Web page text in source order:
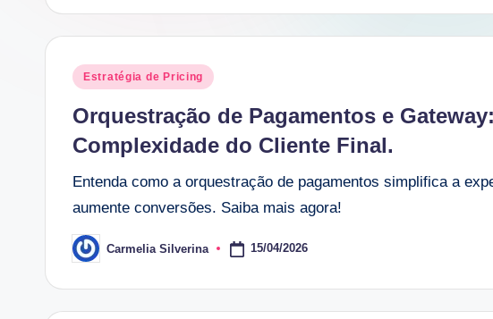
Posted
Estratégia de Pricing
Orquestração de Pagamentos e
Complexidade do Cliente Final.
Entenda como a orquestração de pagamentos simplifica a
aumente conversões. Saiba mais agora!
Posted
by
Carmelia Silverina 15/04/2026